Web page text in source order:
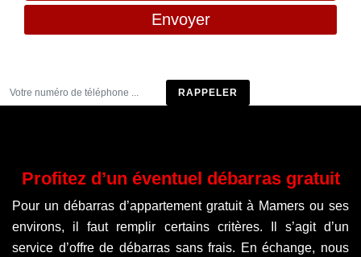
Profitez d’un éventuel débarras gratuit
Pour un débarras d’appartement gratuit à Mamers ou ses
environs, il faut remplir certains critères. Il s’agit d’un
service d’offre de débarras sans frais. En échange, nous